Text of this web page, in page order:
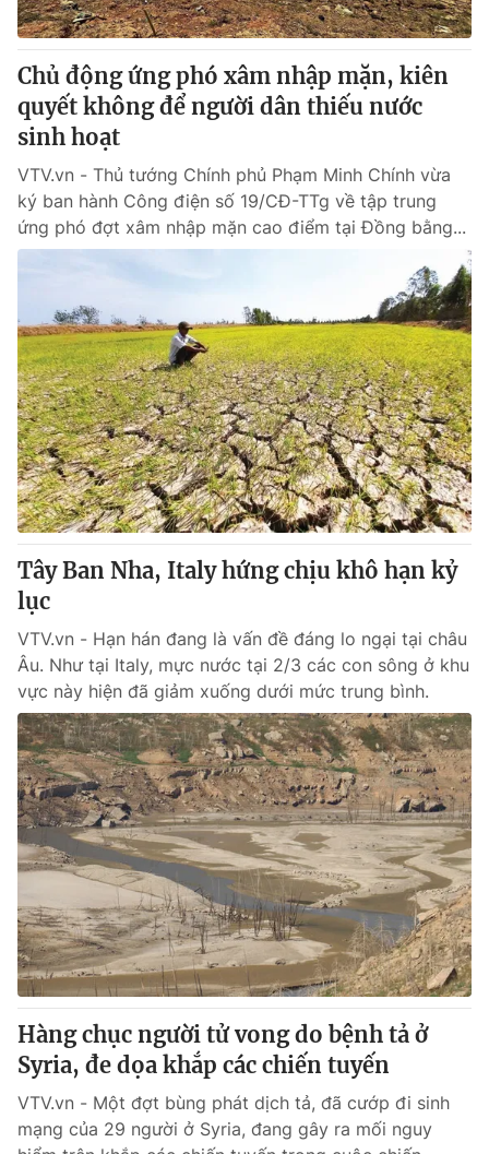
Chủ động ứng phó xâm nhập mặn, kiên
quyết không để người dân thiếu nước
sinh hoạt
VTV.vn - Thủ tướng Chính phủ Phạm Minh Chính vừa
ký ban hành Công điện số 19/CĐ-TTg về tập trung
ứng phó đợt xâm nhập mặn cao điểm tại Đồng bằng...
Tây Ban Nha, Italy hứng chịu khô hạn kỷ
lục
VTV.vn - Hạn hán đang là vấn đề đáng lo ngại tại châu
Âu. Như tại Italy, mực nước tại 2/3 các con sông ở khu
vực này hiện đã giảm xuống dưới mức trung bình.
Hàng chục người tử vong do bệnh tả ở
Syria, đe dọa khắp các chiến tuyến
VTV.vn - Một đợt bùng phát dịch tả, đã cướp đi sinh
mạng của 29 người ở Syria, đang gây ra mối nguy